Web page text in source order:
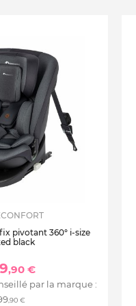
pivotant 360° i-size
black
,90 €
par la marque :
,90 €